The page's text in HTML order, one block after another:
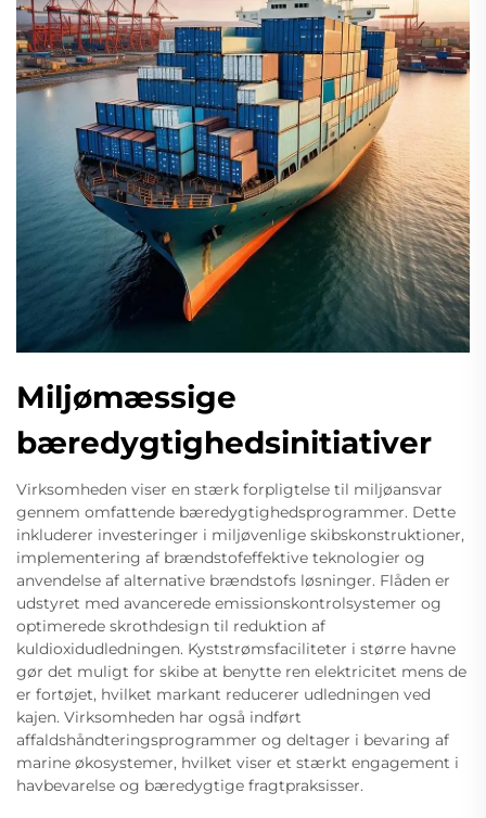
Miljømæssige
bæredygtighedsinitiativer
Virksomheden viser en stærk forpligtelse til miljøansvar
gennem omfattende bæredygtighedsprogrammer. Dette
inkluderer investeringer i miljøvenlige skibskonstruktioner,
implementering af brændstofeffektive teknologier og
anvendelse af alternative brændstofs løsninger. Flåden er
udstyret med avancerede emissionskontrolsystemer og
optimerede skrothdesign til reduktion af
kuldioxidudledningen. Kyststrømsfaciliteter i større havne
gør det muligt for skibe at benytte ren elektricitet mens de
er fortøjet, hvilket markant reducerer udledningen ved
kajen. Virksomheden har også indført
affaldshåndteringsprogrammer og deltager i bevaring af
marine økosystemer, hvilket viser et stærkt engagement i
havbevarelse og bæredygtige fragtpraksisser.